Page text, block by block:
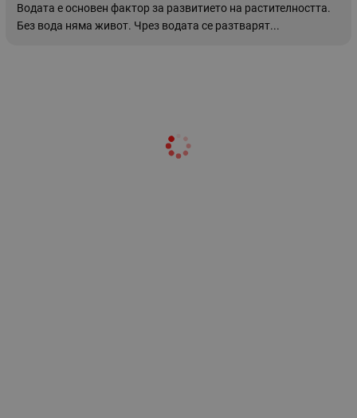
Водата е основен фактор за развитието на растителността.
Без вода няма живот. Чрез водата се разтварят...